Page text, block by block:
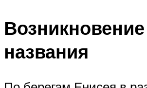
Возникновение
названия